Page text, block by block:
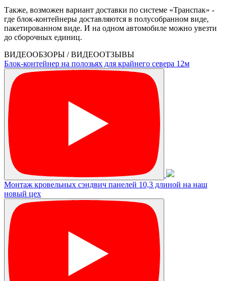
Также, возможен вариант доставки по системе «Транспак» -
где блок-контейнеры доставляются в полусобранном виде,
пакетированном виде. И на одном автомобиле можно увезти
до сборочных единиц.
ВИДЕООБЗОРЫ / ВИДЕООТЗЫВЫ
Блок-контейнер на полозьях для крайнего севера 12м
Монтаж кровельных сэндвич панелей 10,3 длиной на наш
новый цех